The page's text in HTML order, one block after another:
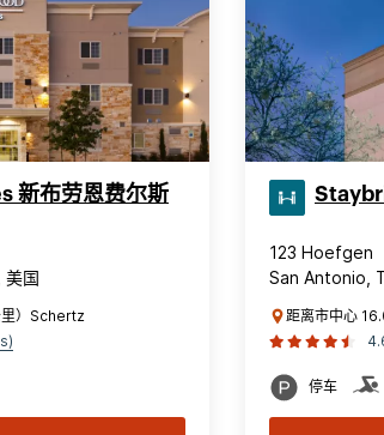
新布劳恩费尔斯
国
里）Schertz
123 Hoefgen
San Antonio,
距离市中心
停车